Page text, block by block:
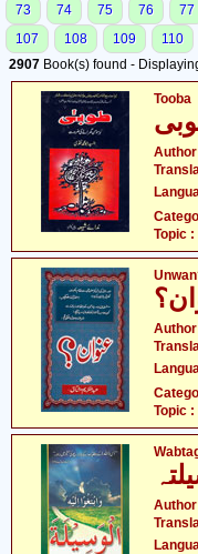
73
74 75 76 77
107
108 109 110
2907 Book(s) found -
Tooba
Author
Topic :
Author
Topic :
Author